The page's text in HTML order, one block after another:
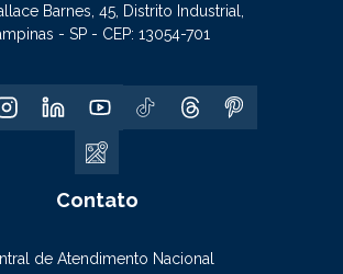
Barnes, 45, Distrito Industrial,
- SP - CEP: 13054-701
Contato
de Atendimento Nacional